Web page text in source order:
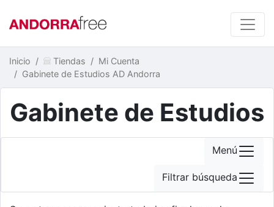
Inicio Tiendas
Mi Cuenta
Gabinete de Estudios AD Andorra
Gabinete de Estudios
Menú
Filtrar búsqueda